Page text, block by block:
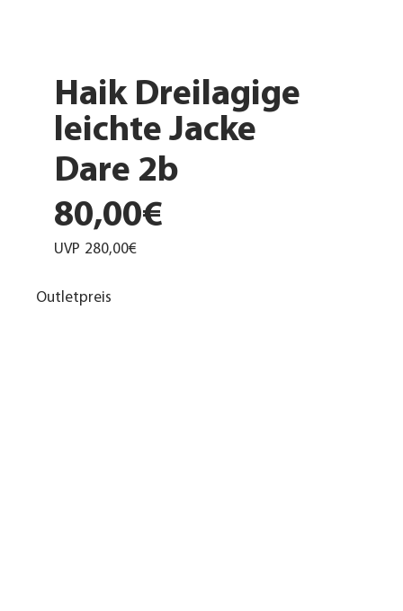
Haik Dreilagige
leichte Jacke
Dare 2b
80,00€
UVP 280,00€
Outletpreis